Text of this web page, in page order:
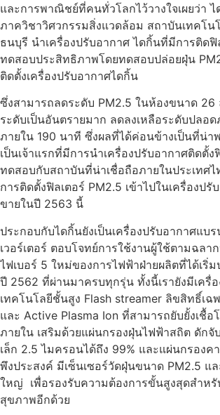
และการพาณิชย์ที่คนทั่วโลกไว้วางใจเผยว่า
ภาควิชาวิศวกรรมสิ่งแวดล้อม สถาบันเทคโน
ธนบุรี นำเครื่องปรับอากาศ ไดกิ้นที่มีการติดฟิ
ทดสอบประสิทธิภาพโดยทดสอบปล่อยฝุ่น
ติดตั้งเครื่องปรับอากาศไดกิ้น
ซึ่งสามารถลดระดับ PM2.5 ในห้องขนาด 26
ระดับเป็นอันตรายมาก ลดลงเหลือระดับปลอด
ภายใน 190 นาที ซึ่งผลที่ได้ค่อนข้างเป็นที่น่าพ
เป็นเจ้าแรกที่มีการนำเครื่องปรับอากาศติดตั้ง
ทดสอบกับสถาบันที่น่าเชื่อถือภายในประเทศ
การติดตั้งฟิลเตอร์ PM2.5 เข้าไปในเครื่องป
ขายในปี 2563 นี้
ประกอบกับไดกิ้นยังเป็นเครื่องปรับอากาศแบ
เวอร์เตอร์ ตอบโจทย์การใช้งานผู้ใช้ตามฉลา
ไฟเบอร์ 5 ใหม่ของการไฟฟ้าฝ่ายผลิตที่ได้เริ่
ปี 2562 ที่ผ่านมาครบทุกรุ่น ทั้งนี้เรายังมีเครื่
เทคโนโลยีชั้นสูง Flash streamer ลิขสิทธิ์เฉ
และ Active Plasma Ion ที่สามารถยับยั้งเชื้อ
ภายใน เสริมด้วยแผ่นกรองฝุ่นไฟฟ้าสถิต ดัก
เล็ก 2.5 ไมครอนได้ถึง 99% และแผ่นกรองค
พึงประสงค์ มีเซ็นเซอร์วัดฝุ่นขนาด PM2.5 แ
ใหญ่ เพื่อรองรับความต้องการขั้นสูงสุดสำหรั
สุขภาพอีกด้วย